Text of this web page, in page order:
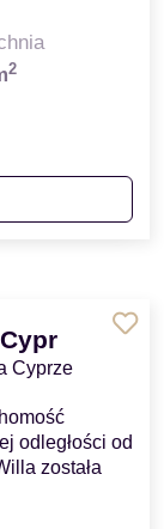
2
Cyprze
odległości od
została